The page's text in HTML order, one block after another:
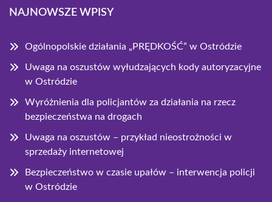
NAJNOWSZE WPISY
Ogólnopolskie działania „PRĘDKOŚĆ” w Ostródzie
Uwaga na oszustów wyłudzających kody autoryzacyjne
w Ostródzie
Wyróżnienia dla policjantów za działania na rzecz
bezpieczeństwa na drogach
Uwaga na oszustów – przykład nieostrożności w
sprzedaży internetowej
Bezpieczeństwo w czasie upałów – interwencja policji
w Ostródzie